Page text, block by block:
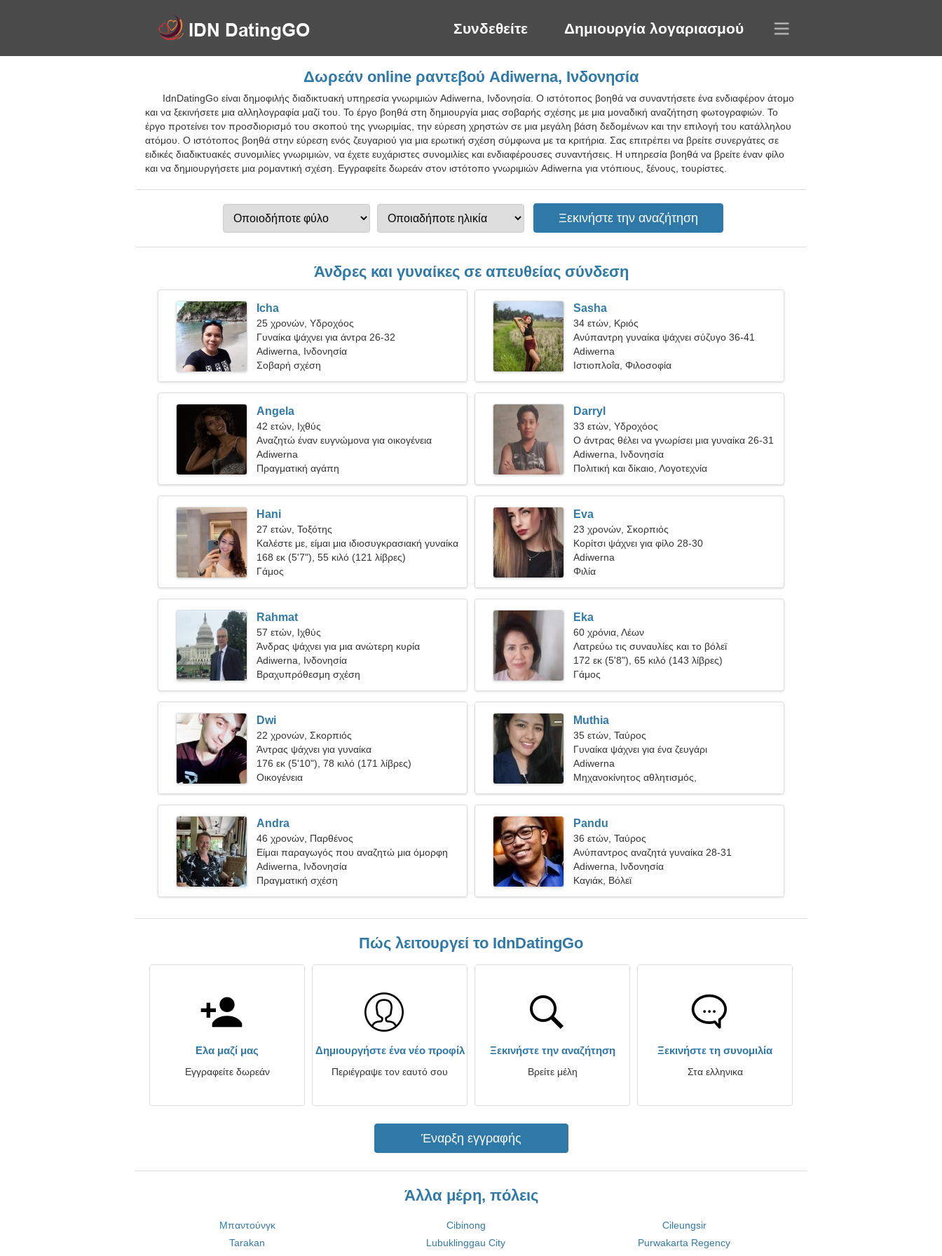
Συνδεθείτε Δημιουργία λογαριασμού
Δωρεάν online ραντεβού Adiwerna, Ινδονησία
IdnDatingGo είναι δημοφιλής διαδικτυακή υπηρεσία γνωριμιών Adiwerna, Ινδονησία. Ο ιστότοπος βοηθά να συναντήσετε ένα ενδιαφέρον άτομο
και να ξεκινήσετε μια αλληλογραφία μαζί του. Το έργο βοηθά στη δημιουργία μιας σοβαρής σχέσης με μια μοναδική αναζήτηση φωτογραφιών. Το
έργο προτείνει τον προσδιορισμό του σκοπού της γνωριμίας, την εύρεση χρηστών σε μια μεγάλη βάση δεδομένων και την επιλογή του κατάλληλου
ατόμου. Ο ιστότοπος βοηθά στην εύρεση ενός ζευγαριού για μια ερωτική σχέση σύμφωνα με τα κριτήρια. Σας επιτρέπει να βρείτε συνεργάτες σε
ειδικές διαδικτυακές συνομιλίες γνωριμιών, να έχετε ευχάριστες συνομιλίες και ενδιαφέρουσες συναντήσεις. Η υπηρεσία βοηθά να βρείτε έναν φίλο
και να δημιουργήσετε μια ρομαντική σχέση. Εγγραφείτε δωρεάν στον ιστότοπο γνωριμιών Adiwerna για ντόπιους, ξένους, τουρίστες.
Άνδρες και γυναίκες σε απευθείας σύνδεση
Icha
25 χρονών, Υδροχόος
Γυναίκα ψάχνει για άντρα 26-32
Adiwerna, Ινδονησία
Σοβαρή σχέση
Sasha
34 ετών, Κριός
Ανύπαντρη γυναίκα ψάχνει σύζυγο 36-41
Adiwerna
Ιστιοπλοΐα, Φιλοσοφία
Angela
42 ετών, Ιχθύς
Αναζητώ έναν ευγνώμονα για οικογένεια
Adiwerna
Πραγματική αγάπη
Darryl
33 ετών, Υδροχόος
Ο άντρας θέλει να γνωρίσει μια γυναίκα 26-31
Adiwerna, Ινδονησία
Πολιτική και δίκαιο, Λογοτεχνία
Hani
27 ετών, Τοξότης
Καλέστε με, είμαι μια ιδιοσυγκρασιακή γυναίκα
168 εκ (5'7"), 55 κιλό (121 λίβρες)
Γάμος
Eva
23 χρονών, Σκορπιός
Κορίτσι ψάχνει για φίλο 28-30
Adiwerna
Φιλία
Rahmat
57 ετών, Ιχθύς
Άνδρας ψάχνει για μια ανώτερη κυρία
Adiwerna, Ινδονησία
Βραχυπρόθεσμη σχέση
Eka
60 χρόνια, Λέων
Λατρεύω τις συναυλίες και το βόλεϊ
172 εκ (5'8"), 65 κιλό (143 λίβρες)
Γάμος
Dwi
22 χρονών, Σκορπιός
Άντρας ψάχνει για γυναίκα
176 εκ (5'10"), 78 κιλό (171 λίβρες)
Οικογένεια
Muthia
35 ετών, Ταύρος
Γυναίκα ψάχνει για ένα ζευγάρι
Adiwerna
Μηχανοκίνητος αθλητισμός,
Επιχειρηματικότητα
Andra
46 χρονών, Παρθένος
Είμαι παραγωγός που αναζητώ μια όμορφη
γυναίκα
Adiwerna, Ινδονησία
Πραγματική σχέση
Pandu
36 ετών, Ταύρος
Ανύπαντρος αναζητά γυναίκα 28-31
Adiwerna, Ινδονησία
Καγιάκ, Βόλεϊ
Πώς λειτουργεί το IdnDatingGo
Ελα μαζί μας
Εγγραφείτε δωρεάν
Δημιουργήστε ένα νέο προφίλ
Περιέγραψε τον εαυτό σου
Ξεκινήστε την αναζήτηση
Βρείτε μέλη
Ξεκινήστε τη συνομιλία
Στα ελληνικα
Έναρξη εγγραφής
Άλλα μέρη, πόλεις
Μπαντούνγκ Cibinong
Cileungsir
Tarakan
Lubuklinggau City
Purwakarta Regency